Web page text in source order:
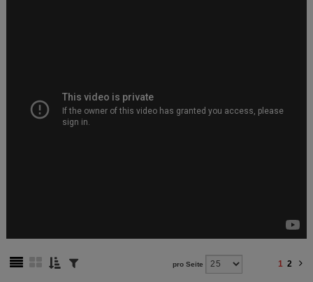
pro Seite 1 2